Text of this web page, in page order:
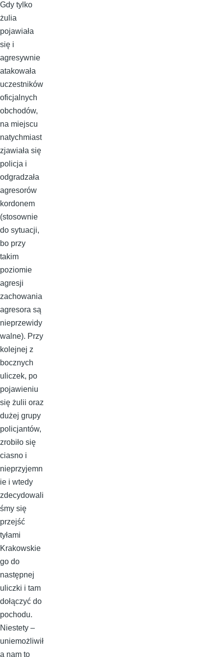
Gdy tylko
żulia
pojawiała
się i
agresywnie
atakowała
uczestników
oficjalnych
obchodów,
na miejscu
natychmiast
zjawiała się
policja i
odgradzała
agresorów
kordonem
(stosownie
do sytuacji,
bo przy
takim
poziomie
agresji
zachowania
agresora są
nieprzewidy
walne). Przy
kolejnej z
bocznych
uliczek, po
pojawieniu
się żulii oraz
dużej grupy
policjantów,
zrobiło się
ciasno i
nieprzyjemn
ie i wtedy
zdecydowali
śmy się
przejść
tyłami
Krakowskie
go do
następnej
uliczki i tam
dołączyć do
pochodu.
Niestety –
uniemożliwił
a nam to